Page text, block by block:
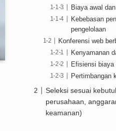
Biaya awal
Kebebasan
pengelolaan
Konferensi web
Kenyamanan
Efisiensi
Pertimbangan
Seleksi sesuai
perusahaan,
keamanan)